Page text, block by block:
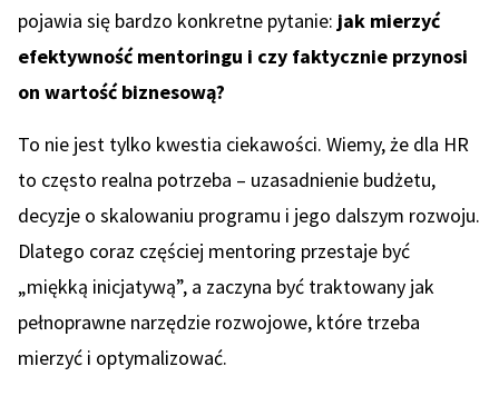
pojawia się bardzo konkretne pytanie: jak mierzyć
efektywność mentoringu i czy faktycznie przynosi
on wartość biznesową?
To nie jest tylko kwestia ciekawości. Wiemy, że dla HR
to często realna potrzeba – uzasadnienie budżetu,
decyzje o skalowaniu programu i jego dalszym rozwoju.
Dlatego coraz częściej mentoring przestaje być
„miękką inicjatywą”, a zaczyna być traktowany jak
pełnoprawne narzędzie rozwojowe, które trzeba
mierzyć i optymalizować.